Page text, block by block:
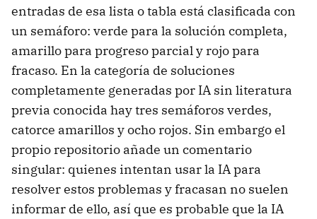
entradas de esa lista o tabla está clasificada con
un semáforo: verde para la solución completa,
amarillo para progreso parcial y rojo para
fracaso. En la categoría de soluciones
completamente generadas por IA sin literatura
previa conocida hay tres semáforos verdes,
catorce amarillos y ocho rojos. Sin embargo el
propio repositorio añade un comentario
singular: quienes intentan usar la IA para
resolver estos problemas y fracasan no suelen
informar de ello, así que es probable que la IA